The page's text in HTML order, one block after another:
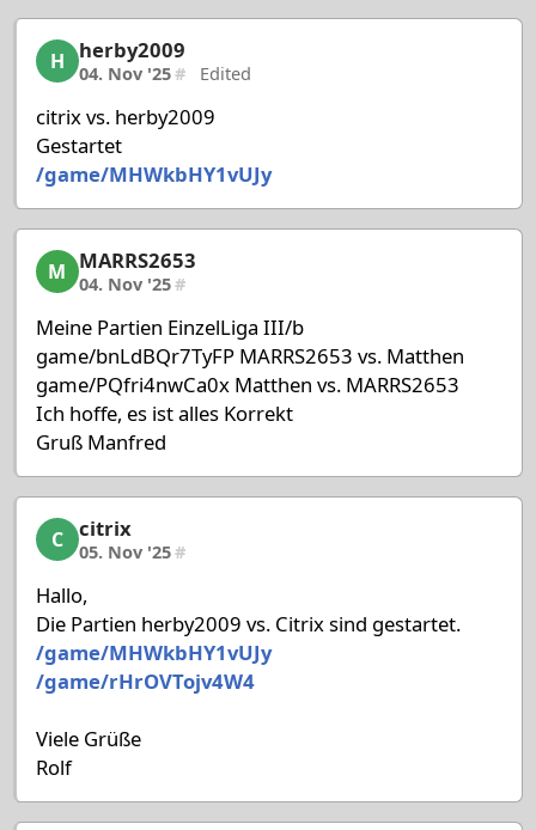
herby2009, 10/53, 04. Nov '25
H herby2009
04. Nov '25# Edited
citrix vs. herby2009
Gestartet
/game/MHWkbHY1vUJy
MARRS2653, 11/53, 04. Nov '25
M MARRS2653
04. Nov '25#
Meine Partien EinzelLiga III/b
game/bnLdBQr7TyFP MARRS2653 vs. Matthen
game/PQfri4nwCa0x Matthen vs. MARRS2653
Ich hoffe, es ist alles Korrekt
Gruß Manfred
citrix, 12/53, 05. Nov '25
C citrix
05. Nov '25#
Hallo,
Die Partien herby2009 vs. Citrix sind gestartet.
/game/MHWkbHY1vUJy
/game/rHrOVTojv4W4
Viele Grüße
Rolf